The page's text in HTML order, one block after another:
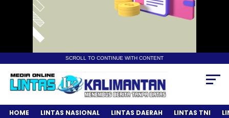
SCROLL TO CONTINUE WITH CONTENT
HOME LINTAS NASIONAL LINTAS DAERAH LINTAS TNI